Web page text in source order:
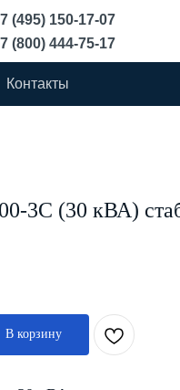
(495) 150-17-07
(800) 444-75-17
Контакты
3C (30 кВА)
В корзину